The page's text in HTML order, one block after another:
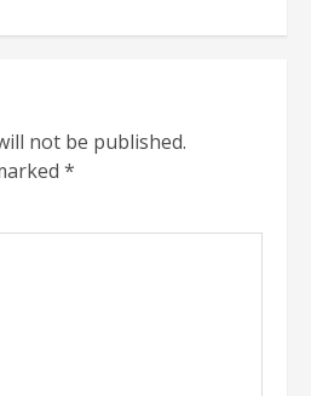
not be published.
*